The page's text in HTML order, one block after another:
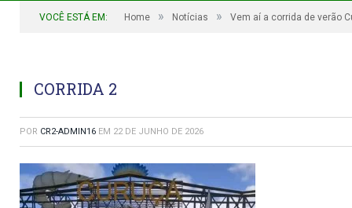
VOCÊ ESTÁ EM: Home » Notícias » Vem aí a corrida de verão
CORRIDA 2
POR CR2-ADMIN16 EM 22 DE JUNHO DE 2026